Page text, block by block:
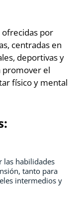
ofrecidas por
centradas en
deportivas y
promover el
físico y mental
las habilidades
tanto para
intermedios y